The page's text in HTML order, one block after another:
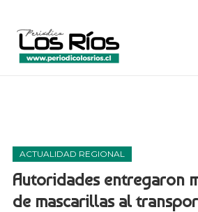
ACTUALIDAD REGIONAL
Autoridades entregaron
de mascarillas al